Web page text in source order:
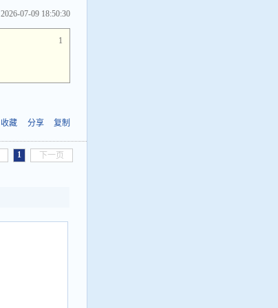
2026-07-09 18:50:30
1
收藏 分享 复制
1 下一页